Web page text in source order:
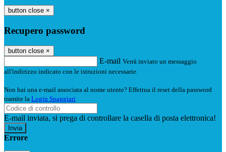
button close ×
Recupero password
button close ×
E-mail Verrà inviato un messaggio
all'indirizzo indicato con le istruzioni necessarie.
Non hai una e-mail associata al nome utente? Effettua il reset della password
tramite la Login Spaggiari
E-mail inviata, si prega di controllare la casella di posta elettronica!
Errore